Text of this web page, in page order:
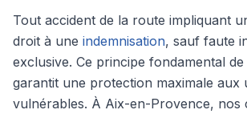
Tout accident de la route impliquant
droit à une indemnisation, sauf faute
exclusive. Ce principe fondamental
garantit une protection maximale aux
vulnérables. À Aix-en-Provence, nos